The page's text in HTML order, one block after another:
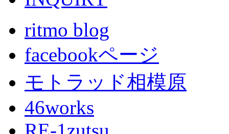
ritmo blog
facebookページ
モトラッド相模原
46works